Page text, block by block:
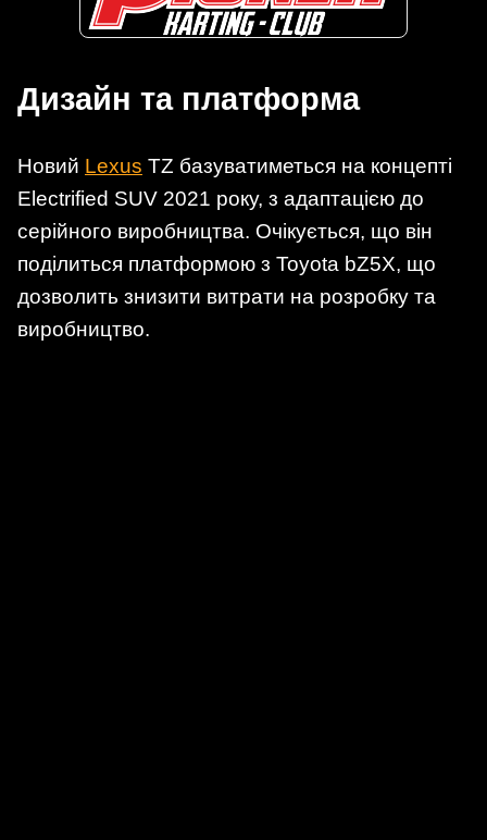
Дизайн та платформа
Новий Lexus TZ базуватиметься на концепті
Electrified SUV 2021 року, з адаптацією до
серійного виробництва. Очікується, що він
поділиться платформою з Toyota bZ5X, що
дозволить знизити витрати на розробку та
виробництво.